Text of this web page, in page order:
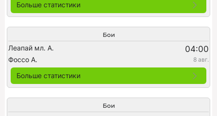
Больше статистики
Бои
Леапай мл. А. 04:00
Фоссо А. 8 авг.
Больше статистики
Бои